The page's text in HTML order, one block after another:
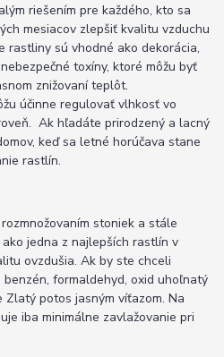
riešením pre každého, kto sa
mesiacov zlepšiť kvalitu vzduchu
rastliny sú vhodné ako dekorácia,
toxíny, ktoré môžu byť
znižovaní teplôt.
účinne regulovať vlhkosť vo
Ak hľadáte prirodzený a lacný
keď sa letné horúčava stane
rastlín.
stoniek a stále
jedna z najlepších rastlín v
ovzdušia. Ak by ste chceli
formaldehyd, oxid uhoľnatý
potos jasným víťazom. Na
iba minimálne zavlažovanie pri